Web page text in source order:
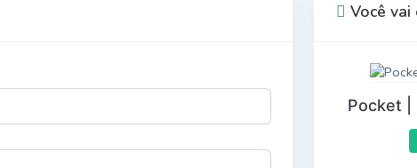
Você vai
Pocket |